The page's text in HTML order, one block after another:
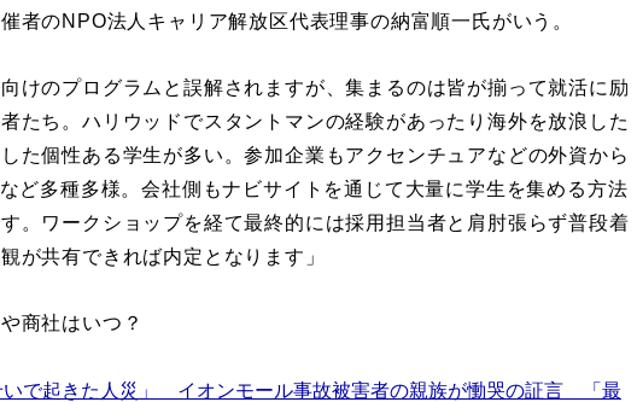
者のNPO法人キャリア解放区代表理事の納富順一氏がいう。
けのプログラムと誤解されますが、集まるのは皆が揃って就活に励
たち。ハリウッドでスタントマンの経験があったり海外を放浪した
た個性ある学生が多い。参加企業もアクセンチュアなどの外資から
ど多種多様。会社側もナビサイトを通じて大量に学生を集める方法
。ワークショップを経て最終的には採用担当者と肩肘張らず普段着
が共有できれば内定となります」
商社はいつ？
いで起きた人災」 イオンモール事故被害者の親族が慟哭の証言 「最